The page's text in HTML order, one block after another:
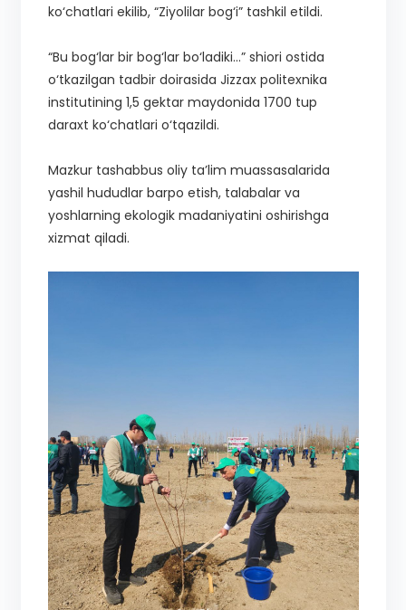
ko‘chatlari ekilib, “Ziyolilar bog‘i” tashkil etildi.
“Bu bog‘lar bir bog‘lar bo‘ladiki...” shiori ostida
o‘tkazilgan tadbir doirasida Jizzax politexnika
institutining 1,5 gektar maydonida 1700 tup
daraxt ko‘chatlari o‘tqazildi.
Mazkur tashabbus oliy ta’lim muassasalarida
yashil hududlar barpo etish, talabalar va
yoshlarning ekologik madaniyatini oshirishga
xizmat qiladi.